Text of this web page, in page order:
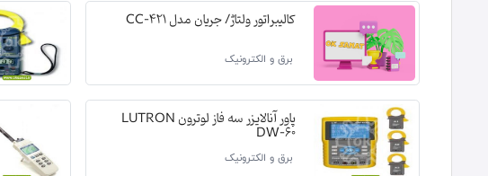
کالیبراتور ولتاژ/ جریان مدل CC-421
برق و الکترونیک
پاور آنالایزر سه فاز لوترون LUTRON
DW-60
برق و الکترونیک